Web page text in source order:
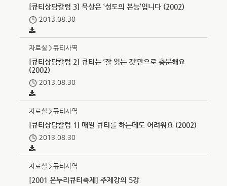
[큐티상담칼럼 3] 묵상은 ‘성도의 본능’입니다 (2002)
2013.08.30
자료실＞큐티사역
[큐티상담칼럼 2] 큐티는 ’잘 읽는 것’만으로 충분해요
(2002)
2013.08.30
자료실＞큐티사역
[큐티상담칼럼 1] 매일 큐티를 하는데도 어려워요 (2002)
2013.08.30
자료실＞큐티사역
[2001 온누리큐티축제] 주제강의 5강